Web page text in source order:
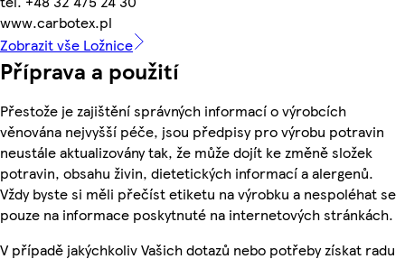
www.carbotex.pl
Zobrazit vše Ložnice
Příprava a použití
Přestože je zajištění správných informací o výrobcích
věnována nejvyšší péče, jsou předpisy pro výrobu potravin
neustále aktualizovány tak, že může dojít ke změně složek
potravin, obsahu živin, dietetických informací a alergenů.
Vždy byste si měli přečíst etiketu na výrobku a nespoléhat se
pouze na informace poskytnuté na internetových stránkách.
V případě jakýchkoliv Vašich dotazů nebo potřeby získat radu